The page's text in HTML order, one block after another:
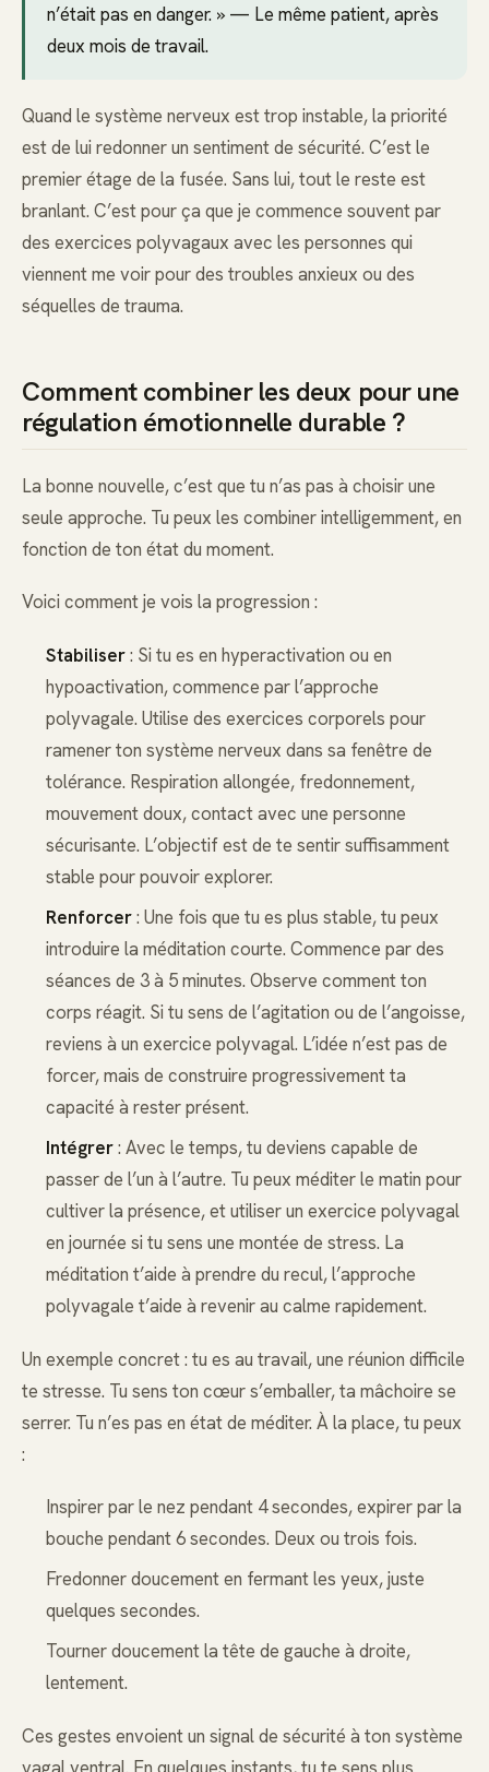
n’était pas en danger. » — Le même patient, après
deux mois de travail.
Quand le système nerveux est trop instable, la priorité
est de lui redonner un sentiment de sécurité. C’est le
premier étage de la fusée. Sans lui, tout le reste est
branlant. C’est pour ça que je commence souvent par
des exercices polyvagaux avec les personnes qui
viennent me voir pour des troubles anxieux ou des
séquelles de trauma.
Comment combiner les deux pour une
régulation émotionnelle durable ?
La bonne nouvelle, c’est que tu n’as pas à choisir une
seule approche. Tu peux les combiner intelligemment, en
fonction de ton état du moment.
Voici comment je vois la progression :
Stabiliser: Si tu es en hyperactivation ou en
hypoactivation, commence par l’approche
polyvagale. Utilise des exercices corporels pour
ramener ton système nerveux dans sa fenêtre de
tolérance. Respiration allongée, fredonnement,
mouvement doux, contact avec une personne
sécurisante. L’objectif est de te sentir suffisamment
stable pour pouvoir explorer.
Renforcer: Une fois que tu es plus stable, tu peux
introduire la méditation courte. Commence par des
séances de 3 à 5 minutes. Observe comment ton
corps réagit. Si tu sens de l’agitation ou de l’angoisse,
reviens à un exercice polyvagal. L’idée n’est pas de
forcer, mais de construire progressivement ta
capacité à rester présent.
Intégrer: Avec le temps, tu deviens capable de
passer de l’un à l’autre. Tu peux méditer le matin pour
cultiver la présence, et utiliser un exercice polyvagal
en journée si tu sens une montée de stress. La
méditation t’aide à prendre du recul, l’approche
polyvagale t’aide à revenir au calme rapidement.
Un exemple concret : tu es au travail, une réunion difficile
te stresse. Tu sens ton cœur s’emballer, ta mâchoire se
serrer. Tu n’es pas en état de méditer. À la place, tu peux
:
Inspirer par le nez pendant 4 secondes, expirer par la
bouche pendant 6 secondes. Deux ou trois fois.
Fredonner doucement en fermant les yeux, juste
quelques secondes.
Tourner doucement la tête de gauche à droite,
lentement.
Ces gestes envoient un signal de sécurité à ton système